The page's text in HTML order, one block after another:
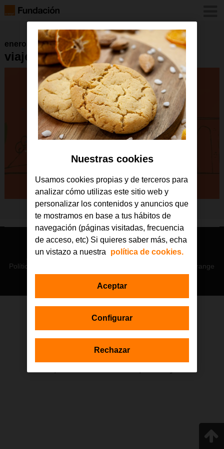
enero 2016
viaje_de_maria_sombrero
© Orange 2026
Accesibilidad
Lectura accesible: Confort+
Contacto
Política de privacidad
Orange
la Función Pública a través de la Secretaría de Estado de
Digitalización e Inteligencia Artificial, y están financiadas por el Plan de
Next Generation de la Unión Europea, en el marco de la Inversión 1
Nuestras cookies
Usamos cookies propias y de terceros para
analizar cómo utilizas este sitio web y
personalizar los contenidos y anuncios que
te mostramos en base a tus hábitos de
navegación (páginas visitadas, frecuencia
de acceso, etc) Si quieres saber más, echa
un vistazo a nuestra
política de cookies.
Configurar
Rechazar
Aceptar